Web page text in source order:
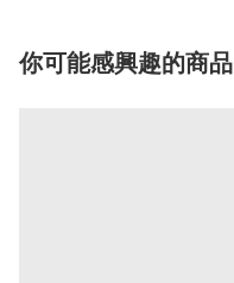
你可能感興趣的商品